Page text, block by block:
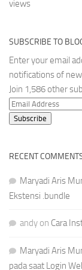
views
SUBSCRIBE TO
Enter your email
notifications of
Join 1,586 other
Email
Address
Subscribe
RECENT
Maryadi Aris
Ekstensi .bundle
andy on Cara
Maryadi Aris
pada saat Login